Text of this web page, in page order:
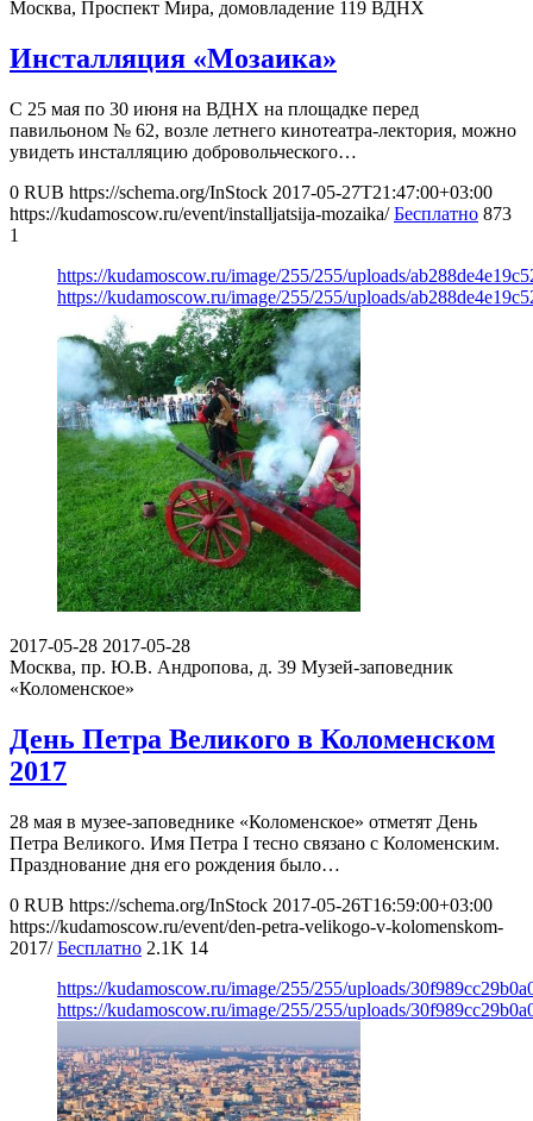
Москва, Проспект Мира, домовладение 119 ВДНХ
Инсталляция «Мозаика»
С 25 мая по 30 июня на ВДНХ на площадке перед
павильоном № 62, возле летнего кинотеатра-лектория, можно
увидеть инсталляцию добровольческого…
0 RUB https://schema.org/InStock 2017-05-27T21:47:00+03:00
https://kudamoscow.ru/event/installjatsija-mozaika/ Бесплатно 873
1
https://kudamoscow.ru/image/255/255/uploads/
https://kudamoscow.ru/image/255/255/uploads/
2017-05-28 2017-05-28
Москва, пр. Ю.В. Андропова, д. 39 Музей-заповедник
«Коломенское»
День Петра Великого в Коломенском
2017
28 мая в музее-заповеднике «Коломенское» отметят День
Петра Великого. Имя Петра I тесно связано с Коломенским.
Празднование дня его рождения было…
0 RUB https://schema.org/InStock 2017-05-26T16:59:00+03:00
https://kudamoscow.ru/event/den-petra-velikogo-v-kolomenskom-
2017/ Бесплатно 2.1K 14
https://kudamoscow.ru/image/255/255/uploads/
https://kudamoscow.ru/image/255/255/uploads/